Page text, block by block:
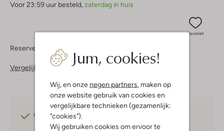
Jum, cookies!
Wij, en onze negen partners, maken op
onze website gebruik van cookies en
vergelijkbare technieken (gezamenlijk:
"cookies").
Wij gebruiken cookies om ervoor te
Voor 23:59 uur besteld,zaterdag in huis
Favoriet
Reserveer direct in een van onze 37 boutiques
Vergelijkbare items
Gratis verzending